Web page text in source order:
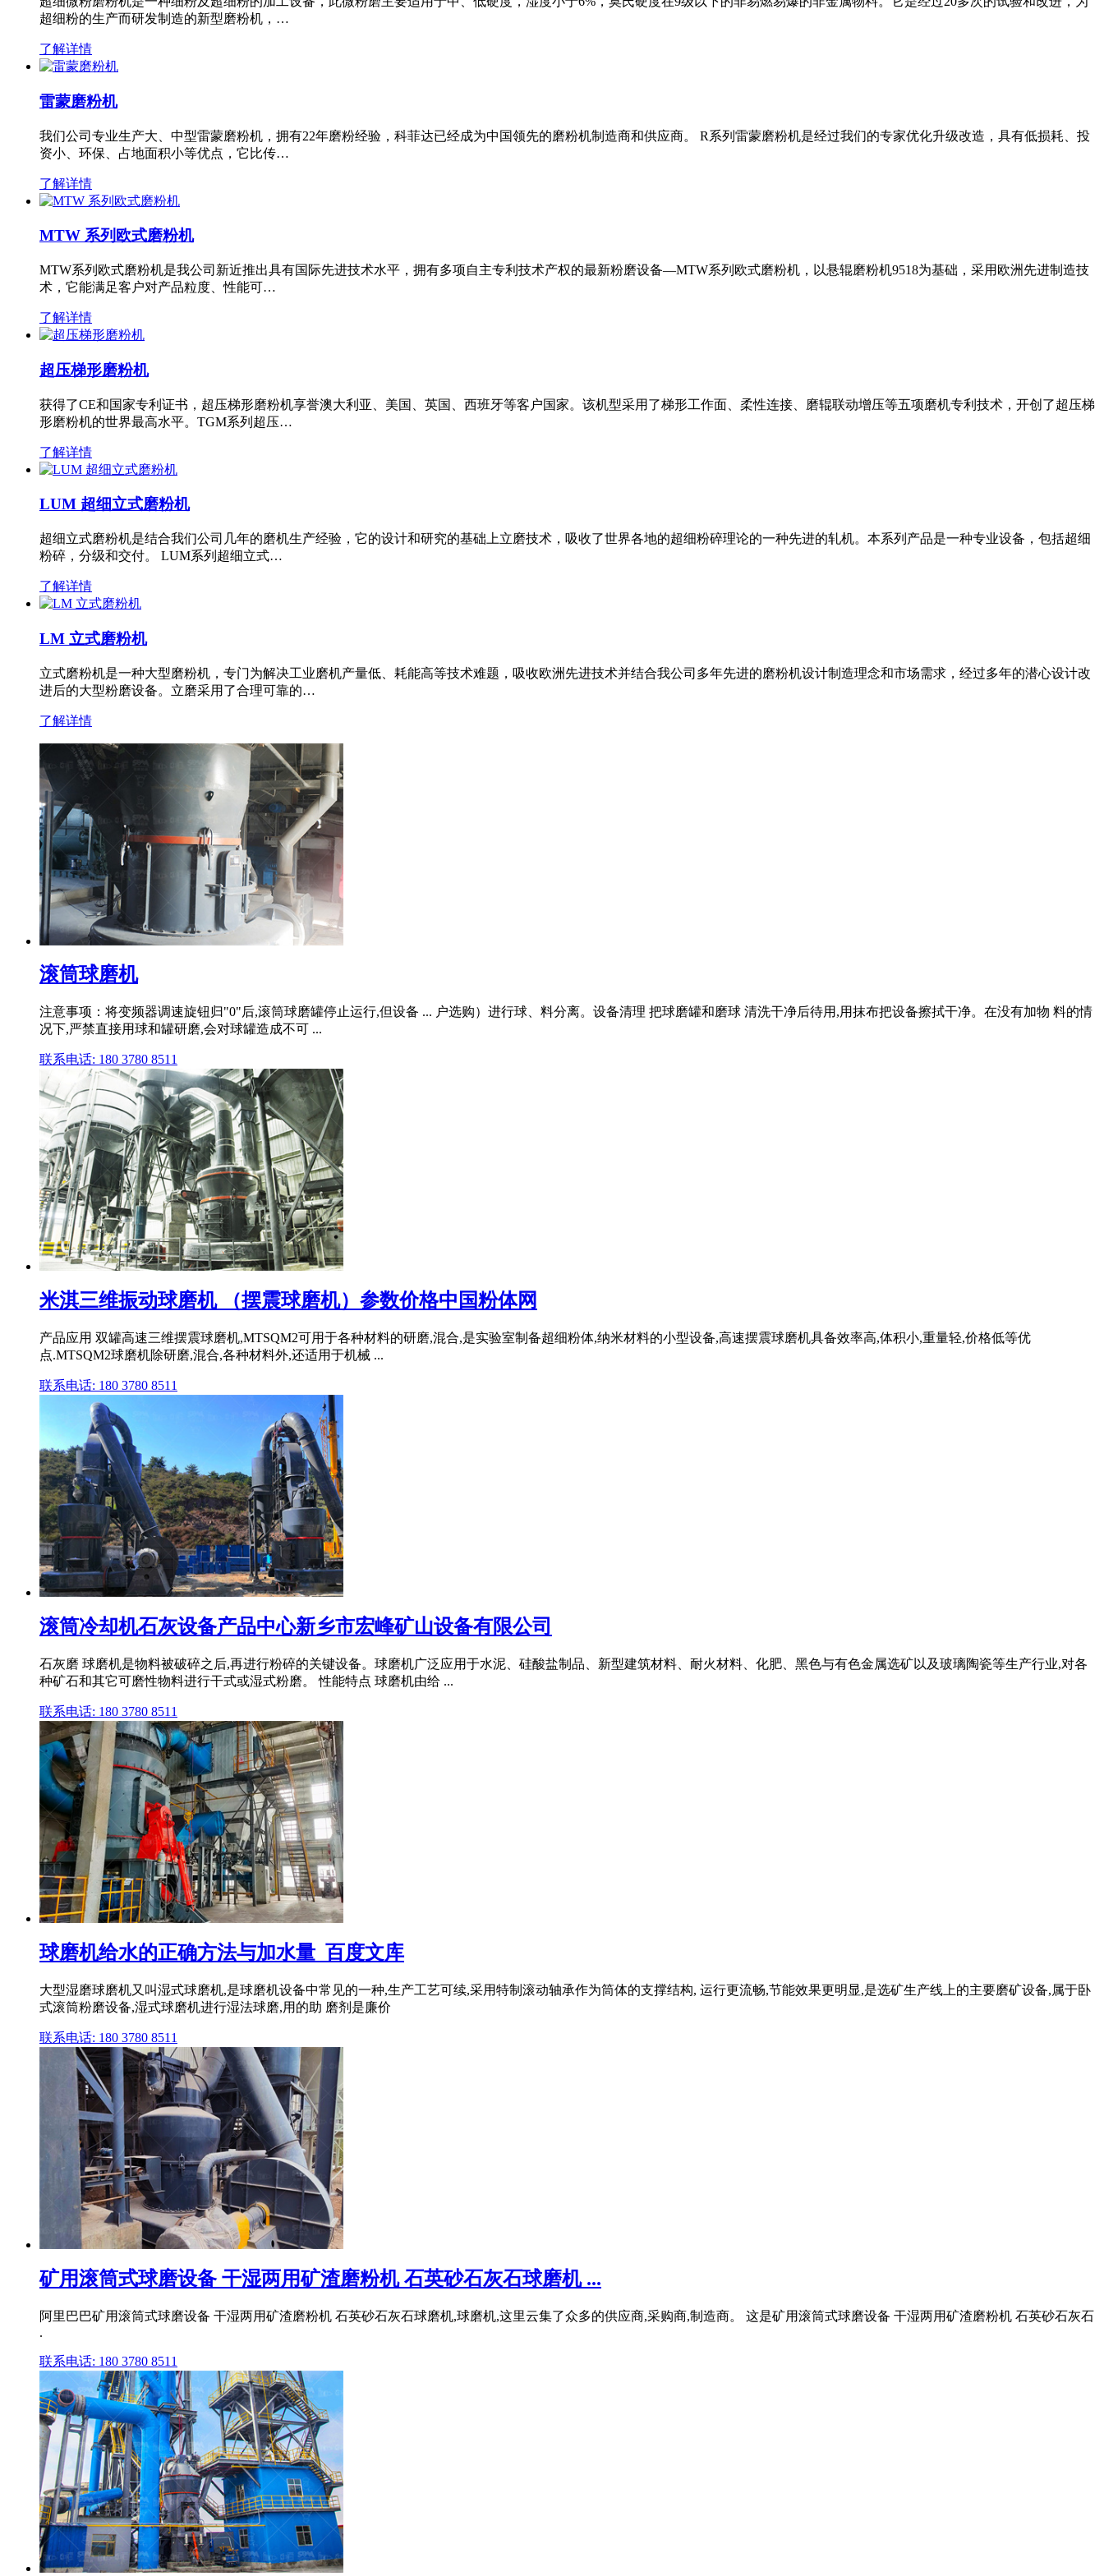
超细粉的生产而研发制造的新型磨粉机，…
了解详情
雷蒙磨粉机
我们公司专业生产大、中型雷蒙磨粉机，拥有22年磨粉经验，科菲达已经成为中国领先的磨粉机制造商和供应商。 R系列雷蒙磨粉机是经过我们的专家优化升级改造，具有低损耗、投
资小、环保、占地面积小等优点，它比传…
了解详情
MTW 系列欧式磨粉机
MTW系列欧式磨粉机是我公司新近推出具有国际先进技术水平，拥有多项自主专利技术产权的最新粉磨设备—MTW系列欧式磨粉机，以悬辊磨粉机9518为基础，采用欧洲先进制造技
术，它能满足客户对产品粒度、性能可…
了解详情
超压梯形磨粉机
获得了CE和国家专利证书，超压梯形磨粉机享誉澳大利亚、美国、英国、西班牙等客户国家。该机型采用了梯形工作面、柔性连接、磨辊联动增压等五项磨机专利技术，开创了超压梯
形磨粉机的世界最高水平。TGM系列超压…
了解详情
LUM 超细立式磨粉机
超细立式磨粉机是结合我们公司几年的磨机生产经验，它的设计和研究的基础上立磨技术，吸收了世界各地的超细粉碎理论的一种先进的轧机。本系列产品是一种专业设备，包括超细
粉碎，分级和交付。 LUM系列超细立式…
了解详情
LM 立式磨粉机
立式磨粉机是一种大型磨粉机，专门为解决工业磨机产量低、耗能高等技术难题，吸收欧洲先进技术并结合我公司多年先进的磨粉机设计制造理念和市场需求，经过多年的潜心设计改
进后的大型粉磨设备。立磨采用了合理可靠的…
了解详情
滚筒球磨机
注意事项：将变频器调速旋钮归"0"后,滚筒球磨罐停止运行,但设备 ... 户选购）进行球、料分离。设备清理 把球磨罐和磨球 清洗干净后待用,用抹布把设备擦拭干净。在没有加物 料的情
况下,严禁直接用球和罐研磨,会对球罐造成不可 ...
联系电话: 180 3780 8511
米淇三维振动球磨机 （摆震球磨机）参数价格中国粉体网
产品应用 双罐高速三维摆震球磨机,MTSQM2可用于各种材料的研磨,混合,是实验室制备超细粉体,纳米材料的小型设备,高速摆震球磨机具备效率高,体积小,重量轻,价格低等优
点.MTSQM2球磨机除研磨,混合,各种材料外,还适用于机械 ...
联系电话: 180 3780 8511
滚筒冷却机石灰设备产品中心新乡市宏峰矿山设备有限公司
石灰磨 球磨机是物料被破碎之后,再进行粉碎的关键设备。球磨机广泛应用于水泥、硅酸盐制品、新型建筑材料、耐火材料、化肥、黑色与有色金属选矿以及玻璃陶瓷等生产行业,对各
种矿石和其它可磨性物料进行干式或湿式粉磨。 性能特点 球磨机由给 ...
联系电话: 180 3780 8511
球磨机给水的正确方法与加水量_百度文库
大型湿磨球磨机又叫湿式球磨机,是球磨机设备中常见的一种,生产工艺可续,采用特制滚动轴承作为筒体的支撑结构, 运行更流畅,节能效果更明显,是选矿生产线上的主要磨矿设备,属于卧
式滚筒粉磨设备,湿式球磨机进行湿法球磨,用的助 磨剂是廉价
联系电话: 180 3780 8511
矿用滚筒式球磨设备 干湿两用矿渣磨粉机 石英砂石灰石球磨机 ...
阿里巴巴矿用滚筒式球磨设备 干湿两用矿渣磨粉机 石英砂石灰石球磨机,球磨机,这里云集了众多的供应商,采购商,制造商。 这是矿用滚筒式球磨设备 干湿两用矿渣磨粉机 石英砂石灰石
.
联系电话: 180 3780 8511